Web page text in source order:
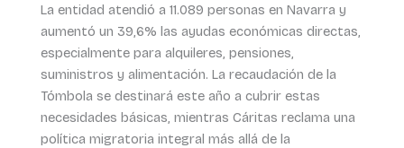
La entidad atendió a 11.089 personas en Navarra y
aumentó un 39,6% las ayudas económicas directas,
especialmente para alquileres, pensiones,
suministros y alimentación. La recaudación de la
Tómbola se destinará este año a cubrir estas
necesidades básicas, mientras Cáritas reclama una
política migratoria integral más allá de la